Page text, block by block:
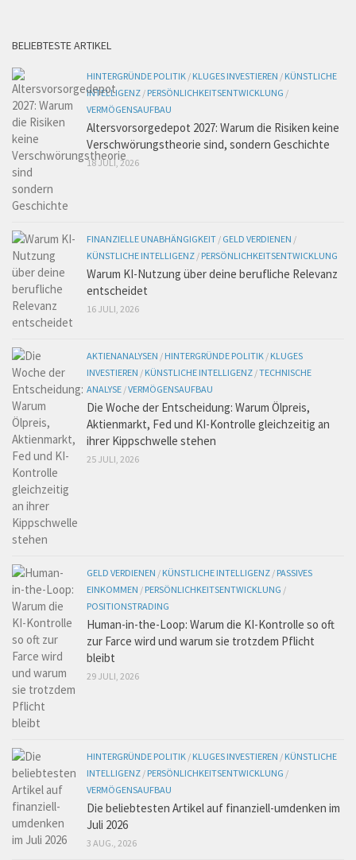
BELIEBTESTE ARTIKEL
HINTERGRÜNDE POLITIK / KLUGES INVESTIEREN / KÜNSTLICHE
INTELLIGENZ / PERSÖNLICHKEITSENTWICKLUNG /
VERMÖGENSAUFBAU
Altersvorsorgedepot 2027: Warum die Risiken keine
Verschwörungstheorie sind, sondern Geschichte
18 JULI, 2026
FINANZIELLE UNABHÄNGIGKEIT / GELD VERDIENEN /
KÜNSTLICHE INTELLIGENZ / PERSÖNLICHKEITSENTWICKLUNG
Warum KI-Nutzung über deine berufliche Relevanz
entscheidet
16 JULI, 2026
AKTIENANALYSEN / HINTERGRÜNDE POLITIK / KLUGES
INVESTIEREN / KÜNSTLICHE INTELLIGENZ /TECHNISCHE
ANALYSE /VERMÖGENSAUFBAU
Die Woche der Entscheidung: Warum Ölpreis,
Aktienmarkt, Fed und KI-Kontrolle gleichzeitig an
ihrer Kippschwelle stehen
25 JULI, 2026
GELD VERDIENEN / KÜNSTLICHE INTELLIGENZ / PASSIVES
EINKOMMEN / PERSÖNLICHKEITSENTWICKLUNG /
POSITIONSTRADING
Human-in-the-Loop: Warum die KI-Kontrolle so oft
zur Farce wird und warum sie trotzdem Pflicht
bleibt
29 JULI, 2026
HINTERGRÜNDE POLITIK / KLUGES INVESTIEREN / KÜNSTLICHE
INTELLIGENZ / PERSÖNLICHKEITSENTWICKLUNG /
VERMÖGENSAUFBAU
Die beliebtesten Artikel auf finanziell-umdenken im
Juli 2026
3 AUG., 2026